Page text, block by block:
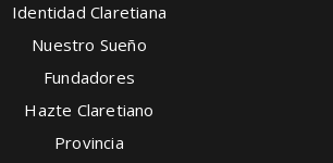
Identidad Claretiana
Nuestro Sueño
Fundadores
Hazte Claretiano
Provincia